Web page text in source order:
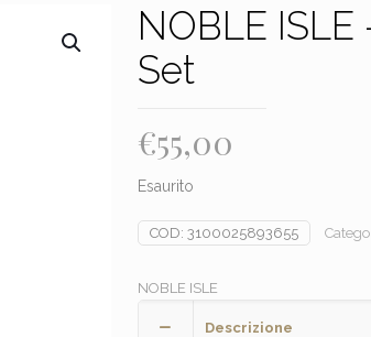
NOBLE ISLE
Set
€55,00
Esaurito
COD: 3100025893655
NOBLE ISLE
Descrizione